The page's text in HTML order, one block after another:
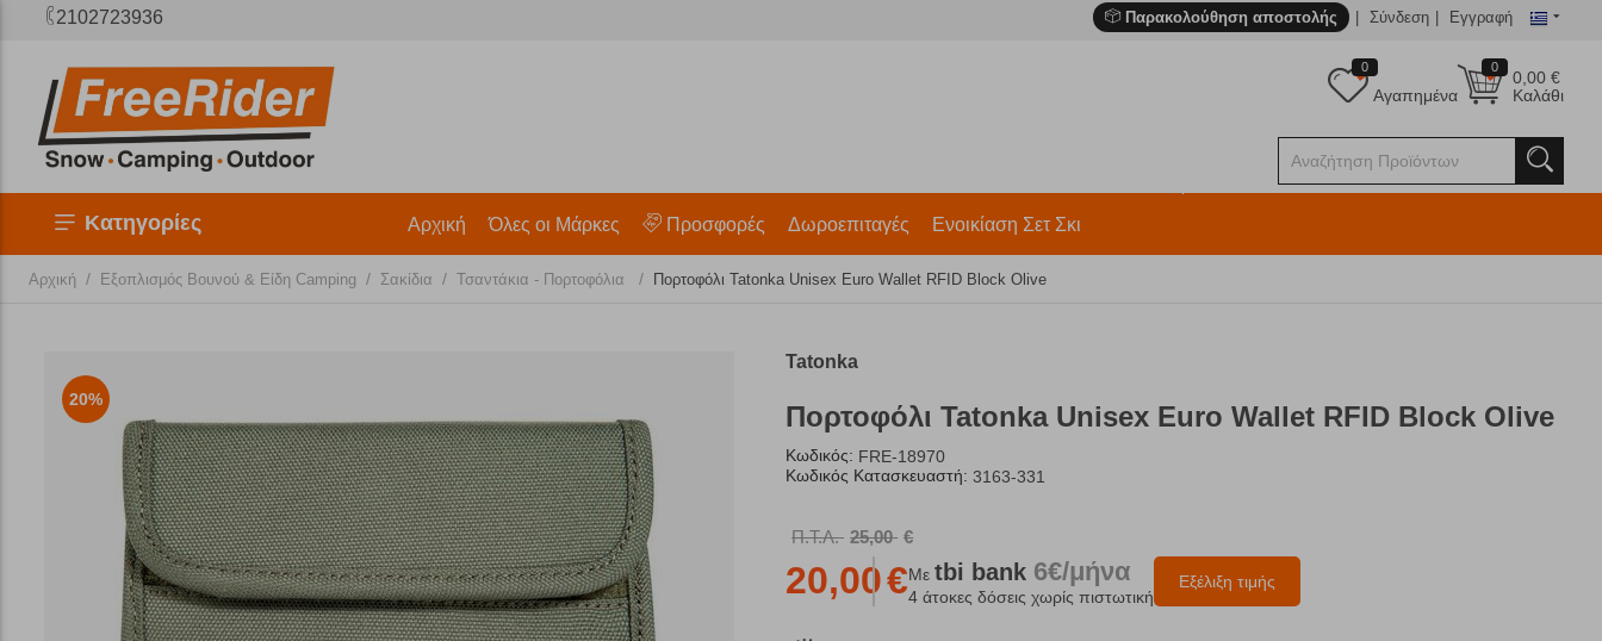
2102723936 Παρακολούθηση αποστολής Σύνδεση Εγγραφή
0
0,00€
Καλάθι
0
Αγαπημένα
Κατηγορίες Αρχική Όλες οι Μάρκες Προσφορές Δωροεπιταγές Ενοικίαση Σετ Σκι
Αρχική / Εξοπλισμός Βουνού & Είδη Camping / Σακίδια / Τσαντάκια - Πορτοφόλια / Πορτοφόλι Tatonka Unisex Euro Wallet RFID Block Olive
20%
Tatonka
Πορτοφόλι Tatonka Unisex Euro Wallet RFID Block Olive
Κωδικός: FRE-18970
Κωδικός Κατασκευαστή: 3163-331
Π.Τ.Λ. 25,00 €
Εξέλιξη τιμής
20,00€Μεtbi bank 6€/μήνα
4 άτοκες δόσεις χωρίς πιστωτική